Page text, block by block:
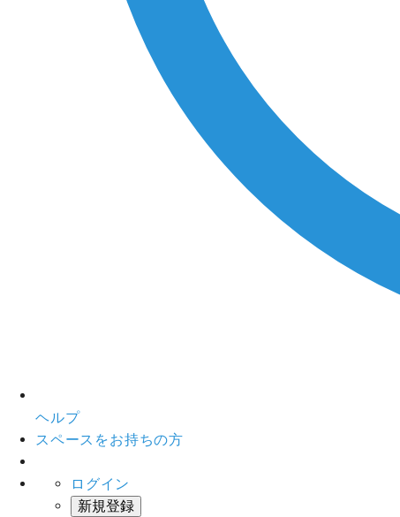
ヘルプ
スペースをお持ちの方
ログイン
新規登録